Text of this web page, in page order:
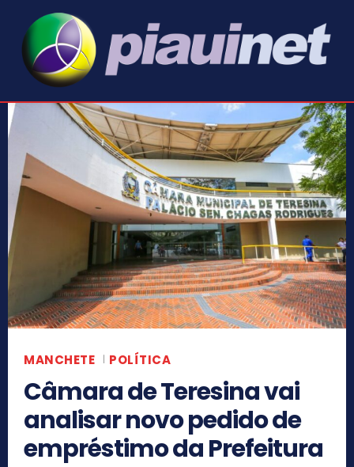
MANCHETE POLÍTICA
Câmara de Teresina vai
analisar novo pedido de
empréstimo da Prefeitura